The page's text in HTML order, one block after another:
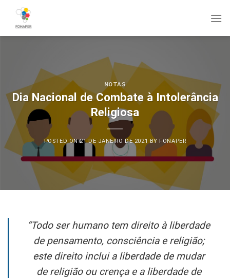
content
NOTAS
Dia Nacional de Combate à Intolerância
Religiosa
POSTED ON21 DE JANEIRO DE 2021 BY FONAPER
“Todo ser humano tem direito à liberdade
de pensamento, consciência e religião;
este direito inclui a liberdade de mudar
de religião ou crença e a liberdade de